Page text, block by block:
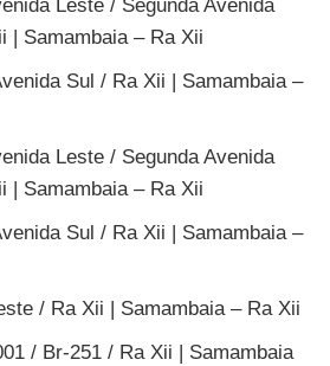
Leste / Segunda Avenida
| Samambaia – Ra Xii
Sul / Ra Xii | Samambaia –
Leste / Segunda Avenida
| Samambaia – Ra Xii
Sul / Ra Xii | Samambaia –
/ Ra Xii | Samambaia – Ra Xii
/ Br-251 / Ra Xii | Samambaia